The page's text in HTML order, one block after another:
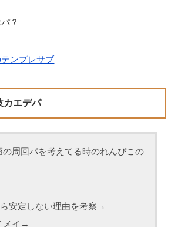
？
ンプレサブ
カエデパ
の周回パを考えてる時のれんぴこの
安定しない理由を考察→
メイ→